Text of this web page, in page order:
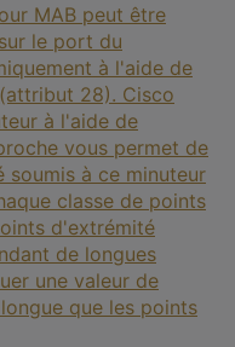
MAB peut être
le port du
à l'aide de
28). Cisco
à l'aide de
vous permet de
à ce minuteur
classe de points
d'extrémité
de longues
une valeur de
que les points